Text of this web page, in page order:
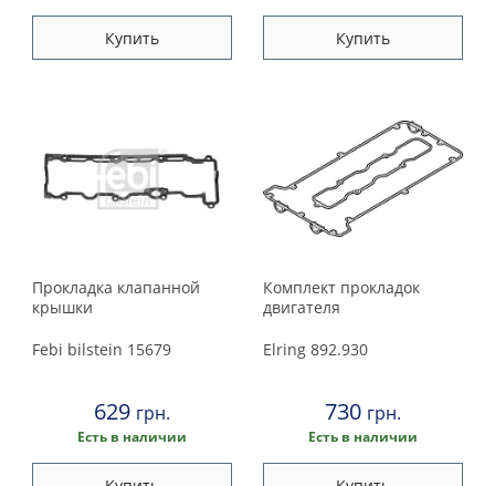
Купить Купить
Прокладка клапанной
крышки
Febi bilstein 15679
629 грн.
Есть в наличии
Комплект прокладок
двигателя
Elring 892.930
730 грн.
Есть в наличии